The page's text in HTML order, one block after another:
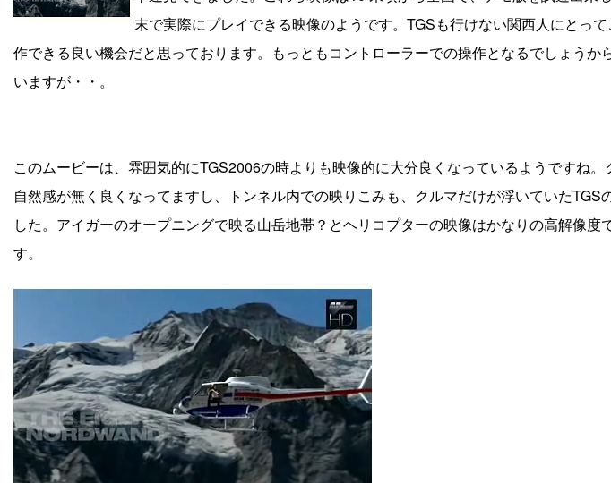
末で実際にプレイできる映像のようです。TGSも行けない関西人にとっ
作できる良い機会だと思っております。もっともコントローラーでの操作となるでしょうか
いますが・・。
このムービーは、雰囲気的にTGS2006の時よりも映像的に大分良くなっているようですね
自然感が無く良くなってますし、トンネル内での映りこみも、クルマだけが浮いていたTGS
した。アイガーのオープニングで映る山岳地帯？とヘリコプターの映像はかなりの高解像
す。